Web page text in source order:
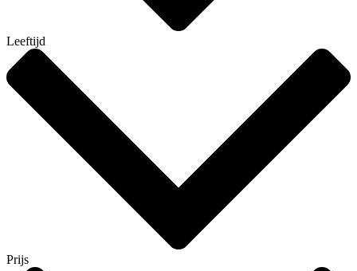
Leeftijd
Prijs